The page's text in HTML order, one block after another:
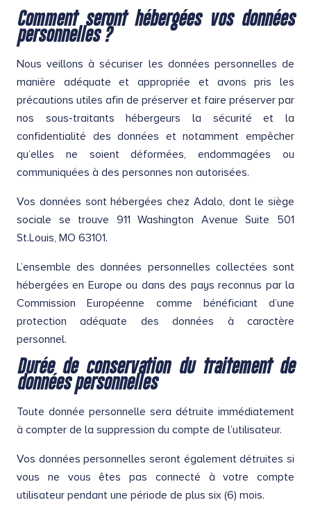
Comment seront hébergées vos données
personnelles ?
Nous veillons à sécuriser les données personnelles de
manière adéquate et appropriée et avons pris les
précautions utiles afin de préserver et faire préserver par
nos sous-traitants hébergeurs la sécurité et la
confidentialité des données et notamment empêcher
qu’elles ne soient déformées, endommagées ou
communiquées à des personnes non autorisées.
Vos données sont hébergées chez Adalo, dont le siège
sociale se trouve 911 Washington Avenue Suite 501
St.Louis, MO 63101.
L’ensemble des données personnelles collectées sont
hébergées en Europe ou dans des pays reconnus par la
Commission Européenne comme bénéficiant d’une
protection adéquate des données à caractère
personnel.
Durée de conservation du traitement de
données personnelles
Toute donnée personnelle sera détruite immédiatement
à compter de la suppression du compte de l’utilisateur.
Vos données personnelles seront également détruites si
vous ne vous êtes pas connecté à votre compte
utilisateur pendant une période de plus six (6) mois.